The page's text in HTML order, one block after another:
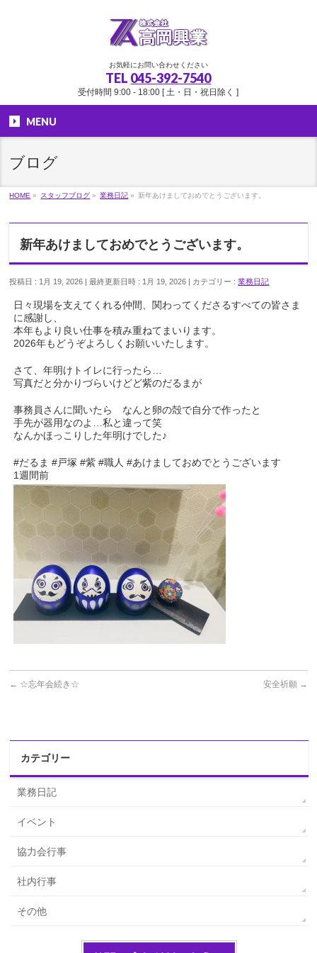
お気軽にお問い合わせください
TEL 045-392-7540
受付時間 9:00 - 18:00 [ 土・日・祝日除く ]
MENU
ブログ
HOME » スタッフブログ » 業務日記 » 新年あけましておめでとうございます。
新年あけましておめでとうございます。
投稿日 : 1月 19, 2026 最終更新日時 : 1月 19, 2026 カテゴリー :業務日記
日々現場を支えてくれる仲間、関わってくださるすべての皆さま
に感謝し、
本年もより良い仕事を積み重ねてまいります。
2026年もどうぞよろしくお願いいたします。
さて、年明けトイレに行ったら…
写真だと分かりづらいけどど紫のだるまが
事務員さんに聞いたら なんと卵の殻で自分で作ったと
手先が器用なのよ…私と違って笑
なんかほっこりした年明けでした♪
#だるま #戸塚 #紫 #職人 #あけましておめでとうございます
1週間前
← ☆忘年会続き☆ 安全祈願 →
カテゴリー
業務日記
イベント
協力会行事
社内行事
その他